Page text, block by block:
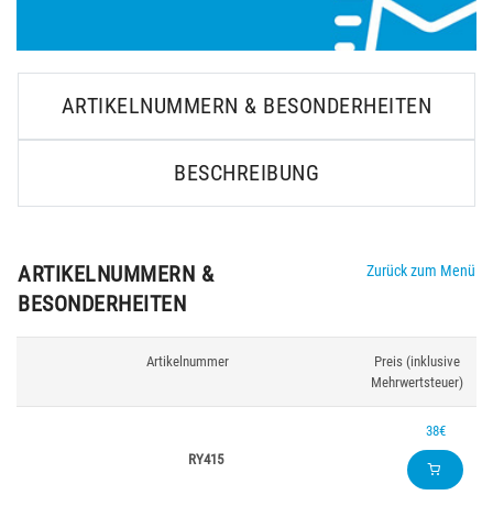
ARTIKELNUMMERN & BESONDERHEITEN
BESCHREIBUNG
ARTIKELNUMMERN &
BESONDERHEITEN
Zurück zum Menü
Artikelnummer
Preis (inklusive
Mehrwertsteuer)
RY415
38€